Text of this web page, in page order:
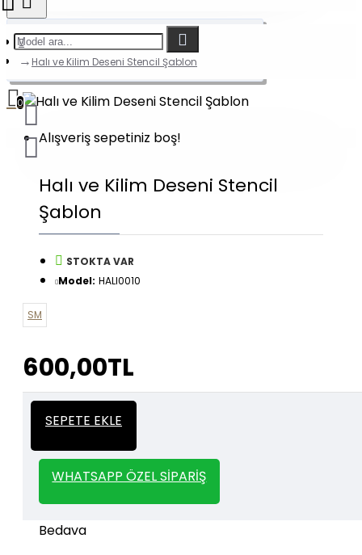
0
Alışveriş sepetiniz boş!
Halı ve Kilim Deseni Stencil Şablon
Halı ve Kilim Deseni Stencil
Şablon
STOKTA VAR
Model: HALI0010
SM
600,00TL
SEPETE EKLE
WHATSAPP ÖZEL SIPARIŞ
Kalın
İtalyan Sıva ve Dekorasyon amaçlı
kullanılan kalın stencil siparişleriniz için
geçebilirsiniz.